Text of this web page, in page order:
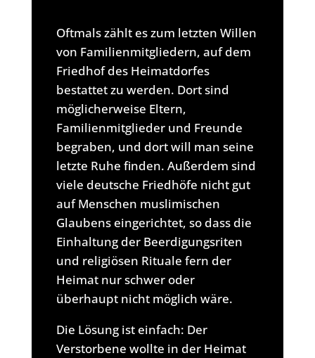
Oftmals zählt es zum letzten Willen
von Familienmitgliedern, auf dem
Friedhof des Heimatdorfes
bestattet zu werden. Dort sind
möglicherweise Eltern,
Familienmitglieder und Freunde
begraben, und dort will man seine
letzte Ruhe finden. Außerdem sind
viele deutsche Friedhöfe nicht gut
auf Menschen muslimischen
Glaubens eingerichtet, so dass die
Einhaltung der Beerdigungsriten
und religiösen Rituale fern der
Heimat nur schwer oder
überhaupt nicht möglich wäre.
Die Lösung ist einfach: Der
Verstorbene wollte in der Heimat